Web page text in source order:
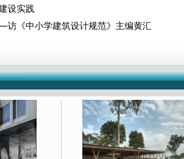
设实践
《中小学建筑设计规范》主编黄汇